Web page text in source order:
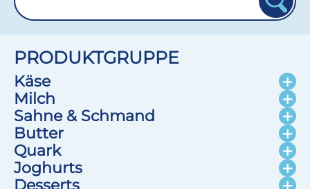
PRODUKTGRUPPE
Käse
Milch
Sahne & Schmand
Butter
Quark
Joghurts
Desserts